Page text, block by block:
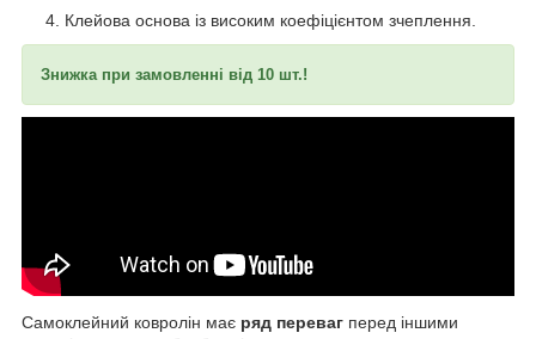
Клейова основа із високим коефіцієнтом зчеплення.
Знижка при замовленні від 10 шт.!
Самоклейний ковролін має ряд переваг перед іншими